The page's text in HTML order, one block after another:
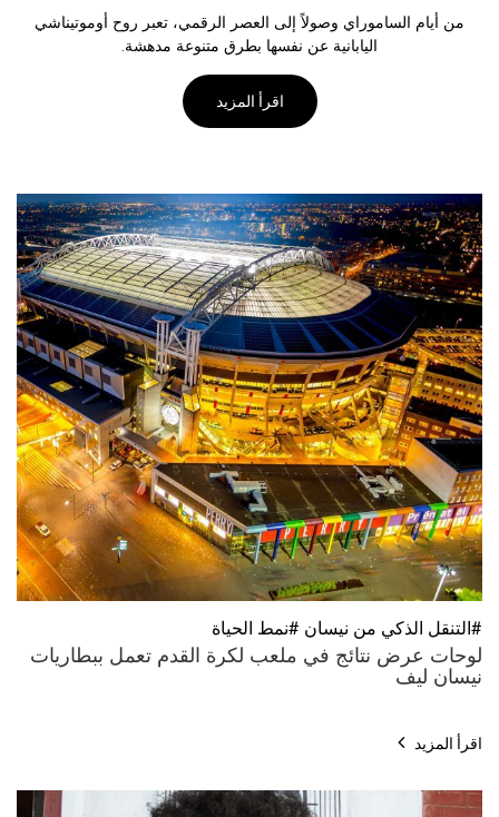
من أيام الساموراي وصولاً إلى العصر الرقمي، تعبر روح أوموتيناشي
اليابانية عن نفسها بطرق متنوعة مدهشة.
اقرأ المزيد
#التنقل الذكي من نيسان #نمط الحياة
لوحات عرض نتائج في ملعب لكرة القدم تعمل ببطاريات
نيسان ليف
اقرأ المزيد